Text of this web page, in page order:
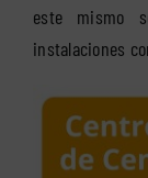
este mismo
instalaciones